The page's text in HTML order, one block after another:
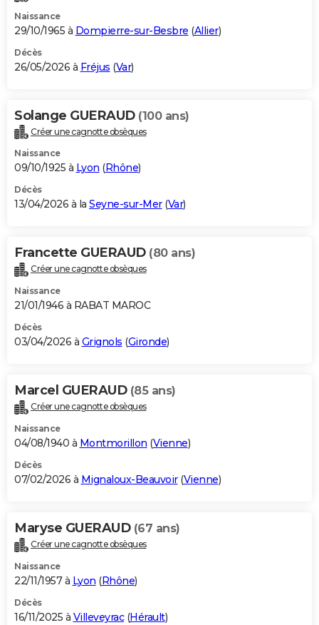
Naissance
29/10/1965 à Dompierre-sur-Besbre (Allier)
Décès
26/05/2026 à Fréjus (Var)
Solange GUERAUD (100 ans)
Créer une cagnotte obsèques
Naissance
09/10/1925 à Lyon (Rhône)
Décès
13/04/2026 à la Seyne-sur-Mer(Var)
Francette GUERAUD (80 ans)
Créer une cagnotte obsèques
Naissance
21/01/1946 à RABAT MAROC
Décès
03/04/2026 à Grignols (Gironde)
Marcel GUERAUD (85 ans)
Créer une cagnotte obsèques
Naissance
04/08/1940 à Montmorillon (Vienne)
Décès
07/02/2026 à Mignaloux-Beauvoir(Vienne)
Maryse GUERAUD (67 ans)
Créer une cagnotte obsèques
Naissance
22/11/1957 à Lyon (Rhône)
Décès
16/11/2025 à Villeveyrac(Hérault)